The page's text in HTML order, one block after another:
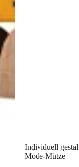
Individuell
Mode-Mütze